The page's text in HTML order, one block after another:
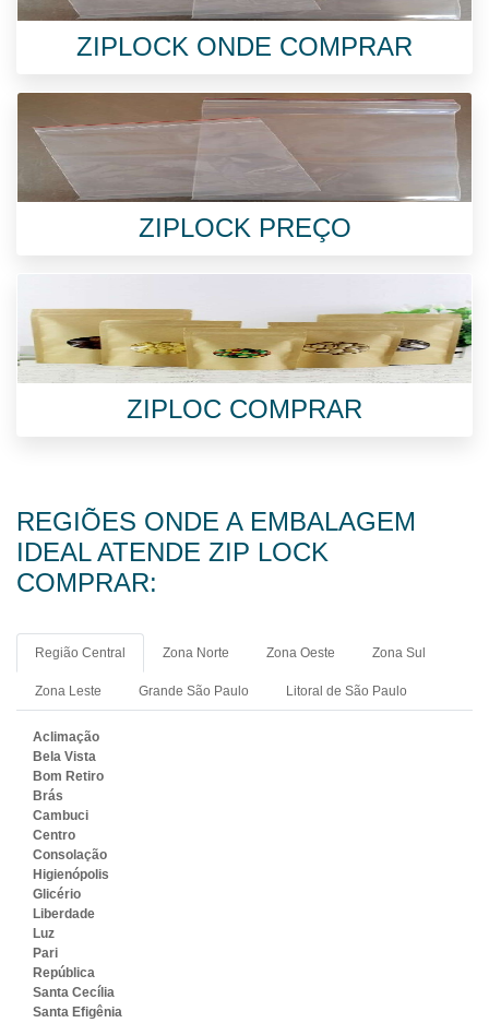
ZIPLOCK ONDE COMPRAR
ZIPLOCK PREÇO
ZIPLOC COMPRAR
REGIÕES ONDE A EMBALAGEM
IDEAL ATENDE ZIP LOCK
COMPRAR:
Região Central Zona Norte Zona Oeste Zona Sul
Zona Leste Grande São Paulo Litoral de São Paulo
Aclimação
Bela Vista
Bom Retiro
Brás
Cambuci
Centro
Consolação
Higienópolis
Glicério
Liberdade
Luz
Pari
República
Santa Cecília
Santa Efigênia